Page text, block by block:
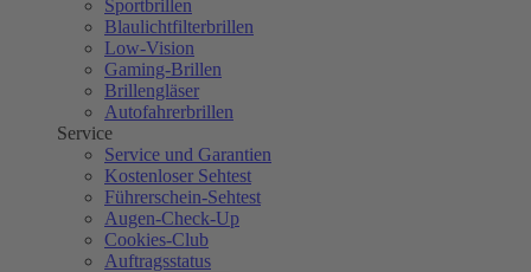
Sportbrillen
Blaulichtfilterbrillen
Low-Vision
Gaming-Brillen
Brillengläser
Autofahrerbrillen
Service
Service und Garantien
Kostenloser Sehtest
Führerschein-Sehtest
Augen-Check-Up
Cookies-Club
Auftragsstatus